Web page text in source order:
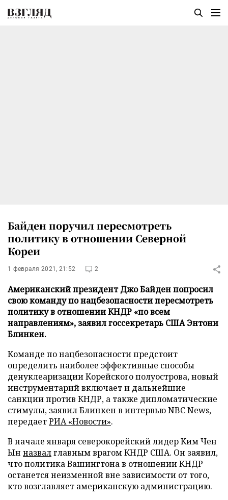
Байден поручил пересмотреть
политику в отношении Северной
Кореи
1 февраля 2021, 21:52 2
Американский президент Джо Байден попросил
свою команду по нацбезопасности пересмотреть
политику в отношении КНДР «по всем
направлениям», заявил госсекретарь США Энтони
Блинкен.
Команде по нацбезопасности предстоит
определить наиболее эффективные способы
денуклеаризации Корейского полуострова, новый
инструментарий включает и дальнейшие
санкции против КНДР, а также дипломатические
стимулы, заявил Блинкен в интервью NBC News,
передаетРИА «Новости».
В начале января северокорейский лидер Ким Чен
Ын назвалглавным врагом КНДР США. Он заявил,
что политика Вашингтона в отношении КНДР
останется неизменной вне зависимости от того,
кто возглавляет американскую администрацию.